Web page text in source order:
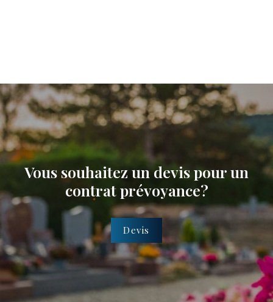
Vous souhaitez un devis pour un
contrat prévoyance?
Devis